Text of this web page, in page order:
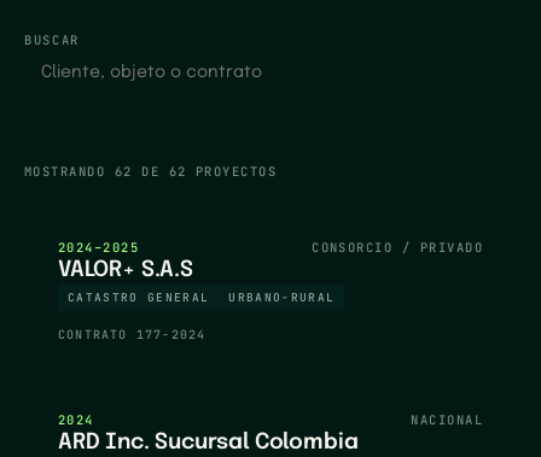
BUSCAR
MOSTRANDO 62 DE 62 PROYECTOS
2024–2025 CONSORCIO / PRIVADO
VALOR+ S.A.S
CATASTRO GENERAL URBANO-RURAL
CONTRATO 177-2024
2024 NACIONAL
ARD Inc. Sucursal Colombia